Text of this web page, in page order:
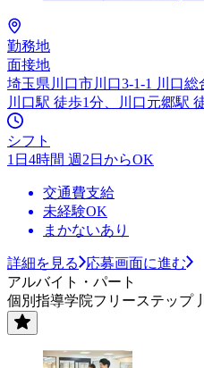
勤務地
面接地
埼玉県川口市川口3-1-1 川口総
川口駅 徒歩1分、川口元郷駅
シフト
1日4時間 週2日からOK
交通費支給
未経験OK
まかないあり
詳細を見る
応募画面に進む
アルバイト・パート
個別指導学院フリーステップ